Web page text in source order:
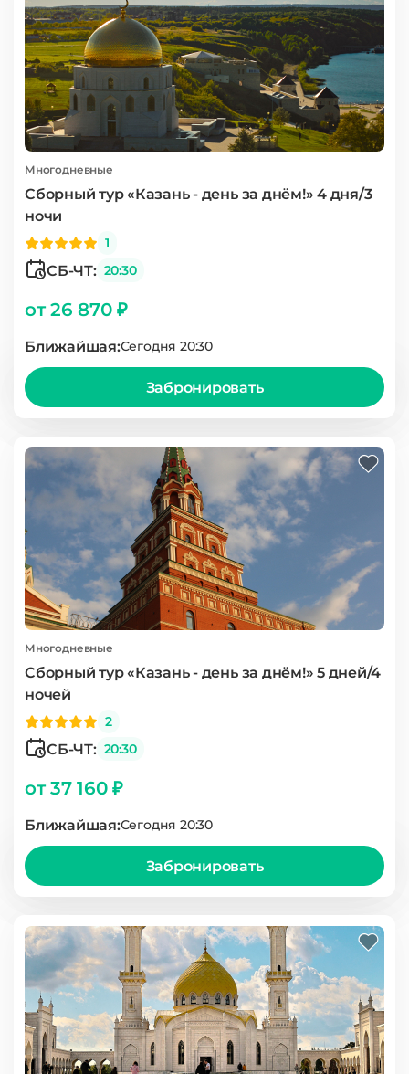
Многодневные
Сборный тур «Казань - день за днём!» 4 дня/3
ночи
1
СБ-ЧТ: 20:30
от 26 870 ₽
Ближайшая:Сегодня 20:30
Забронировать
Многодневные
Сборный тур «Казань - день за днём!» 5 дней/4
ночей
2
СБ-ЧТ: 20:30
от 37 160 ₽
Ближайшая:Сегодня 20:30
Забронировать